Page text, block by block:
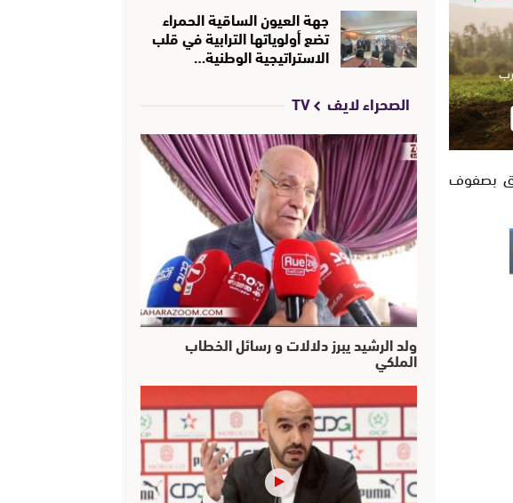
بصفوف
جهة العيون الساقية الحمراء
تضع أولوياتها الترابية في قلب
الاستراتيجية الوطنية…
الصحراء لايف TV
ولد الرشيد يبرز دلالات و رسائل الخطاب
الملكي